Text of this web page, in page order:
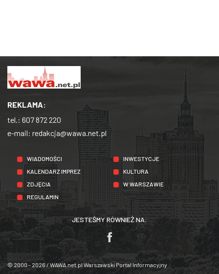
REKLAMA:
tel.: 607 872 220
e-mail: redakcja@wawa.net.pl
WIADOMOŚCI
INWESTYCJE
KALENDARZ IMPREZ
KULTURA
ZDJĘCIA
W WARSZAWIE
REGULAMIN
JESTEŚMY RÓWNIEŻ NA:
© 2000 - 2026 / WAWA.net.pl Warszawski Portal Informacyjny